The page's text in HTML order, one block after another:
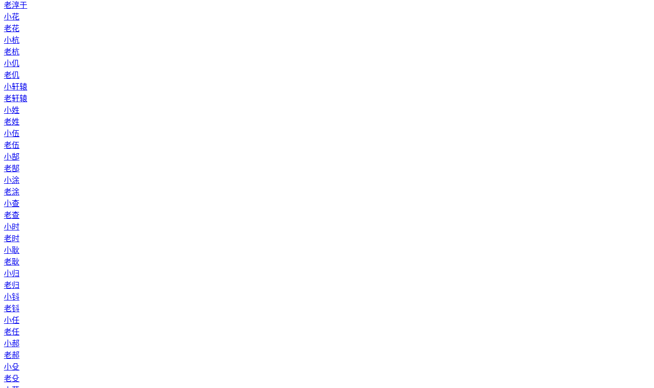
老淳于
小花
老花
小杭
老杭
小仉
老仉
小轩辕
老轩辕
小姓
老姓
小伍
老伍
小郜
老郜
小涂
老涂
小查
老查
小时
老时
小耿
老耿
小归
老归
小钭
老钭
小任
老任
小郝
老郝
小殳
老殳